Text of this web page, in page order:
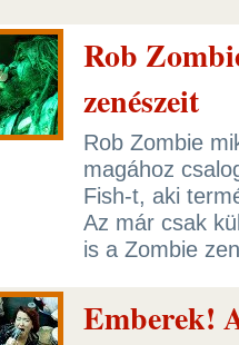
Rob
zenészeit
Rob Zombie
magához
Fish-t, aki
Az már csak
is a Zombie
Emberek!